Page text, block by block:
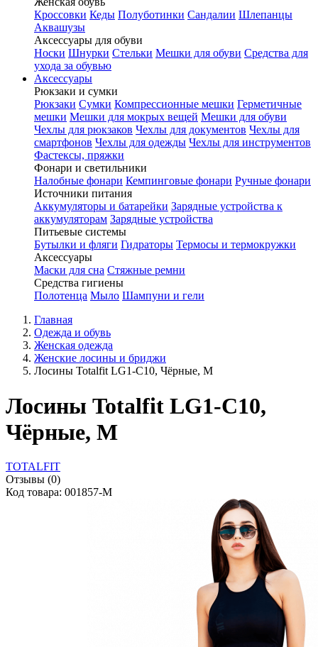
Кроссовки Кеды Полуботинки Сандалии Шлепанцы
Аквашузы
Аксессуары для обуви
Носки Шнурки Стельки Мешки для обуви Средства для
ухода за обувью
Аксессуары
Рюкзаки и сумки
Рюкзаки Сумки Компрессионные мешки Герметичные
мешки Мешки для мокрых вещей Мешки для обуви
Чехлы для рюкзаков Чехлы для документов Чехлы для
смартфонов Чехлы для одежды Чехлы для инструментов
Фастексы, пряжки
Фонари и светильники
Налобные фонари Кемпинговые фонари Ручные фонари
Источники питания
Аккумуляторы и батарейки Зарядные устройства к
аккумуляторам Зарядные устройства
Питьевые системы
Бутылки и фляги Гидраторы Термосы и термокружки
Аксессуары
Маски для сна Стяжные ремни
Средства гигиены
Полотенца Мыло Шампуни и гели
Главная
Одежда и обувь
Женская одежда
Женские лосины и бриджи
Лосины Totalfit LG1-C10, Чёрные, M
Лосины Totalfit LG1-C10,
Чёрные, M
TOTALFIT
Отзывы (0)
Код товара: 001857-M